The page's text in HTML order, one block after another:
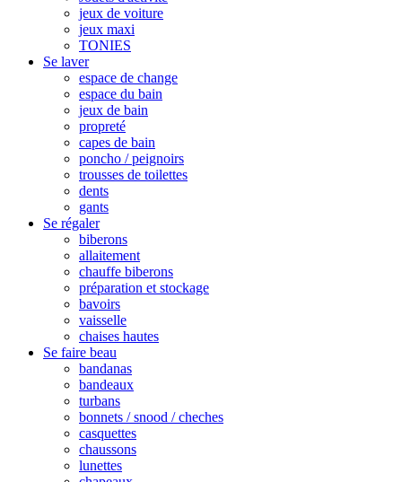
jeux de voiture
jeux maxi
TONIES
Se laver
espace de change
espace du bain
jeux de bain
propreté
capes de bain
poncho / peignoirs
trousses de toilettes
dents
gants
Se régaler
biberons
allaitement
chauffe biberons
préparation et stockage
bavoirs
vaisselle
chaises hautes
Se faire beau
bandanas
bandeaux
turbans
bonnets / snood / cheches
casquettes
chaussons
lunettes